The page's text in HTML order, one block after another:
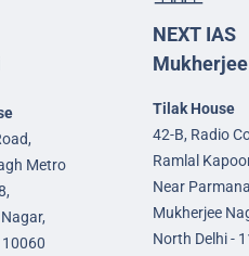
Metro
NEXT IAS
Tilak House
42-B, Radio
Ramlal
Near
Mukherjee
North Delhi -